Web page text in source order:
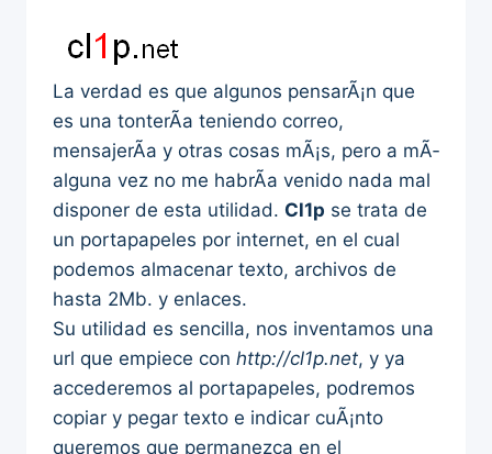
La verdad es que algunos pensarÃ¡n que
es una tonterÃ­a teniendo correo,
mensajerÃ­a y otras cosas mÃ¡s, pero a mÃ­
alguna vez no me habrÃ­a venido nada mal
disponer de esta utilidad. Cl1p se trata de
un portapapeles por internet, en el cual
podemos almacenar texto, archivos de
hasta 2Mb. y enlaces.
Su utilidad es sencilla, nos inventamos una
url que empiece con http://cl1p.net, y ya
accederemos al portapapeles, podremos
copiar y pegar texto e indicar cuÃ¡nto
queremos que permanezca en el